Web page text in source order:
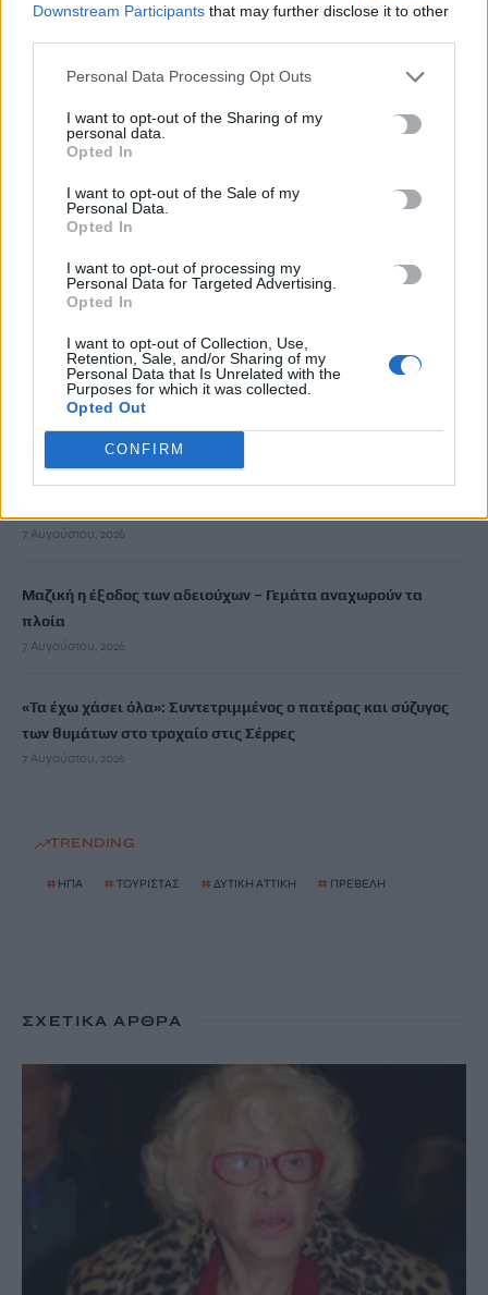
Downstream Participants that may further disclose it to other
Personal Data Processing Opt Outs
I want to opt-out of the Sharing of my
personal data.
Opted In
I want to opt-out of the Sale of my
Personal Data.
Opted In
I want to opt-out of processing my
Personal Data for Targeted Advertising.
Opted In
I want to opt-out of Collection, Use,
Retention, Sale, and/or Sharing of my
Personal Data that Is Unrelated with the
Purposes for which it was collected.
Opted Out
CONFIRM
7 Αυγούστου, 2026
Στον «πάγο» η μελέτη πυροπροστασίας του Φοινικόδασους
7 Αυγούστου, 2026
συμφωνία αμυντικής συνεργασίας
7 Αυγούστου, 2026
Μύκητας-«εισβολέας» προκαλεί σοβαρές λοιμώξεις και είναι
ανθεκτικός στα φάρμακα – Ανησυχία στις ΗΠΑ
Ολική έκλειψη Ηλίου: Σε κατάσταση συναγερμού η Ευρώπη –
7 Αυγούστου, 2026
Μαζική η έξοδος των αδειούχων – Γεμάτα αναχωρούν τα
πλοία
7 Αυγούστου, 2026
«Τα έχω χάσει όλα»: Συντετριμμένος ο πατέρας και σύζυγος
των θυμάτων στο τροχαίο στις Σέρρες
7 Αυγούστου, 2026
TRENDING
# ΗΠΑ # ΤΟΥΡΙΣΤΑΣ # ΔΥΤΙΚΗ ΑΤΤΙΚΗ # ΠΡΕΒΕΛΗ
ΣΧΕΤΙΚΆ ΆΡΘΡΑ